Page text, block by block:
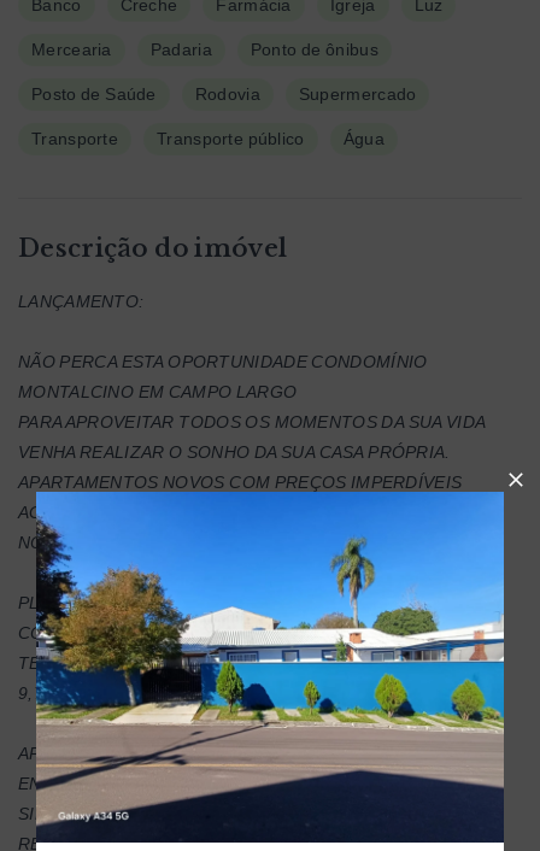
Banco Creche Farmácia Igreja Luz
Mercearia Padaria Ponto de ônibus
Posto de Saúde Rodovia Supermercado
Transporte Transporte público Água
Descrição do imóvel
LANÇAMENTO:
NÃO PERCA ESTA OPORTUNIDADE CONDOMÍNIO
MONTALCINO EM CAMPO LARGO
PARA APROVEITAR TODOS OS MOMENTOS DA SUA VIDA
VENHA REALIZAR O SONHO DA SUA CASA PRÓPRIA.
APARTAMENTOS NOVOS COM PREÇOS IMPERDÍVEIS
AGORA VOCÊ JÁ PODE SIM COMPRAR SEU IMÓVEL
NOVINHO.
PLANTAS COM 44M² E 47M² DOIS QUARTOS, SALA,
COZINHA, E BANHEIRO, CHURRASQUEIRA NA SACADA.
TEMOS ALGUMAS UNIDADES AINDA COM GARDEN DE
9,75M² PARA VOCÊ TER AINDA MAIS CONFORTO .
APARTAMENTOS A PARTIR DE 234,000,00.
ENTRADA DE 10% PARCELADA EM ATE 24 VEZES
SINAL DE NEGOCIO DE 1.000,00
RENDA MINIMA PARA FINANCIAR 3.500,00 REAIS VOCÊ